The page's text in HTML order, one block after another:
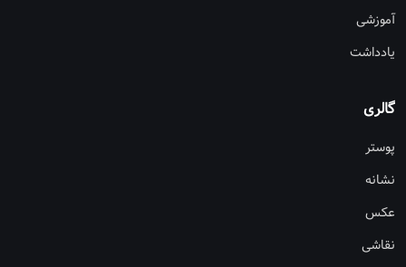
آموزشی
یادداشت
گالری
پوستر
نشانه
عکس
نقاشی